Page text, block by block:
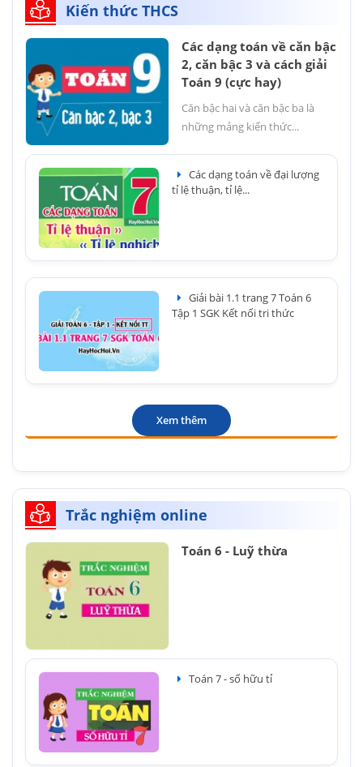
Kiến thức THCS
Các dạng toán về căn bậc
2, căn bậc 3 và cách giải
Toán 9 (cực hay)
Căn bậc hai và căn bậc ba là
những mảng kiến thức...
Các dạng toán về đại lượng
tỉ lệ thuận, tỉ lệ...
Giải bài 1.1 trang 7 Toán 6
Tập 1 SGK Kết nối tri thức
Xem thêm
Trắc nghiệm online
Toán 6 - Luỹ thừa
Toán 7 - số hữu tỉ